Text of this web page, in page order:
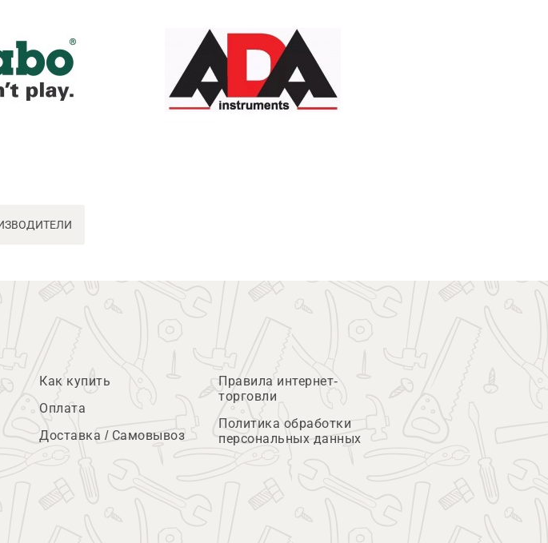
Как купить
Оплата
Доставка / Самовывоз
Правила интернет-
торговли
Политика обработки
персональных данных